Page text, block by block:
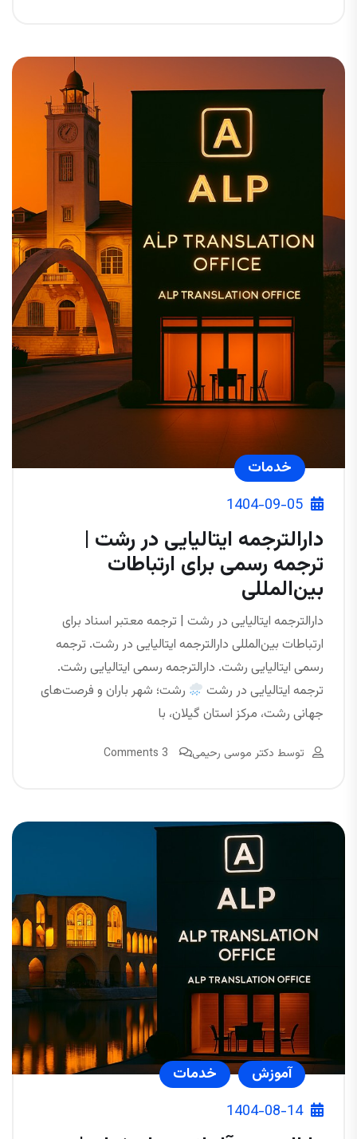
خدمات
1404-09-05
دارالترجمه ایتالیایی در رشت |
ترجمه رسمی برای ارتباطات
بین‌المللی
دارالترجمه ایتالیایی در رشت | ترجمه معتبر اسناد برای
ارتباطات بین‌المللی دارالترجمه ایتالیایی در رشت. ترجمه
رسمی ایتالیایی رشت. دارالترجمه رسمی ایتالیایی رشت.
ترجمه ایتالیایی در رشت
رشت؛ شهر باران و فرصت‌های
جهانی رشت، مرکز استان گیلان، با
توسط دکتر موسی رحیمی 3 Comments
آموزش
خدمات
1404-08-14